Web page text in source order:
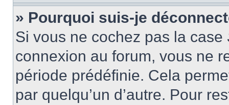
» Pourquoi suis-je
Si vous ne cochez pas la case
connexion au forum, vous ne
période prédéfinie. Cela
par quelqu’un d’autre. Pour